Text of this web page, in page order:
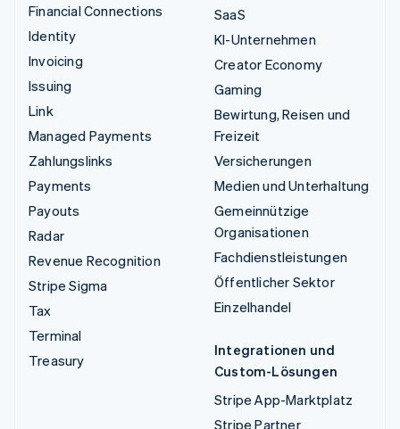
Financial Connections
Identity
Invoicing
Issuing
Link
Managed Payments
Zahlungslinks
Payments
Payouts
Radar
Revenue Recognition
Stripe Sigma
Tax
Terminal
Treasury
SaaS
KI-Unternehmen
Creator Economy
Gaming
Bewirtung, Reisen und
Freizeit
Versicherungen
Medien und Unterhaltung
Gemeinnützige
Organisationen
Fachdienstleistungen
Öffentlicher Sektor
Einzelhandel
Integrationen und
Custom-Lösungen
Stripe App-Marktplatz
Stripe Partner